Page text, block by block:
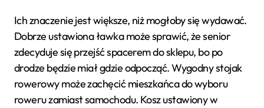
Ich znaczenie jest większe, niż mogłoby się wydawać.
Dobrze ustawiona ławka może sprawić, że senior
zdecyduje się przejść spacerem do sklepu, bo po
drodze będzie miał gdzie odpocząć. Wygodny stojak
rowerowy może zachęcić mieszkańca do wyboru
roweru zamiast samochodu. Kosz ustawiony w